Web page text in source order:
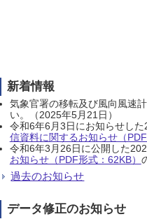
新着情報
気象官署の移転及び風向風速
い。（2025年5月21日）
令和6年6月3日にお知らせし
信資料に関するお知らせ（PDF
令和6年3月26日に公開した
お知らせ（PDF形式：62KB）
過去のお知らせ
データ修正のお知らせ